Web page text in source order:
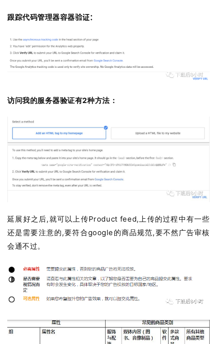
跟踪代码管理器容器验证：
访问我的服务器验证有2种方法：
延展好之后,就可以上传Product feed,上传的过程中有一些
还是需要注意的,要符合google的商品规范,要不然广告审核
会通不过。